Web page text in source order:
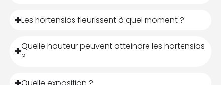
Les hortensias fleurissent à quel moment ?
Quelle hauteur peuvent atteindre les hortensias
?
Quelle exposition ?